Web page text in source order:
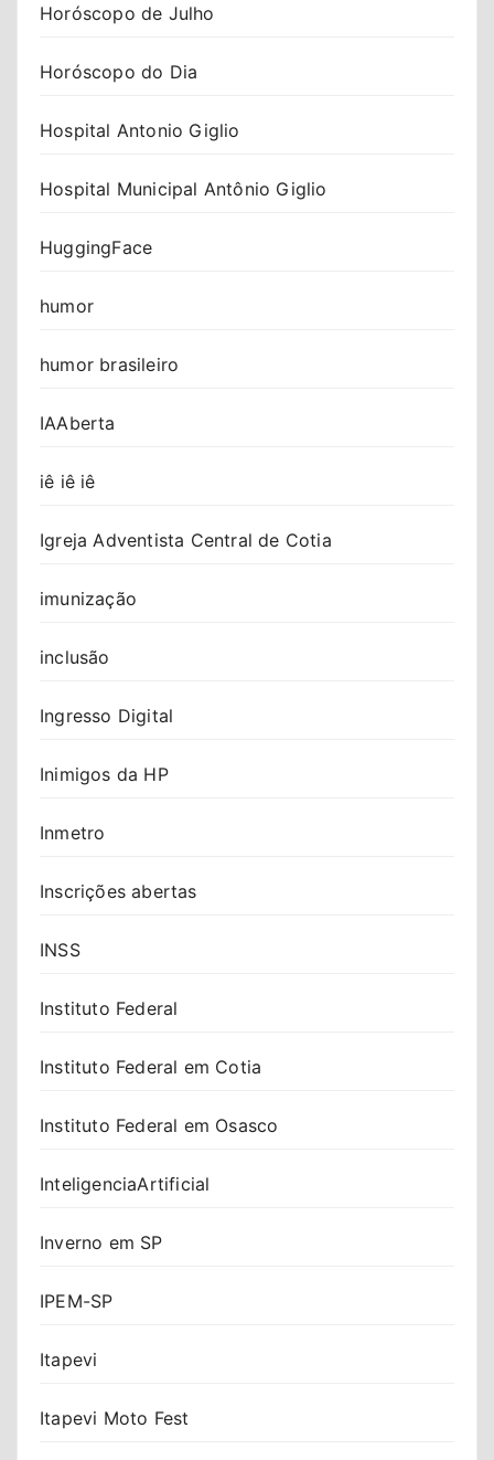
Horóscopo de Julho
Horóscopo do Dia
Hospital Antonio Giglio
Hospital Municipal Antônio Giglio
HuggingFace
humor
humor brasileiro
IAAberta
iê iê iê
Igreja Adventista Central de Cotia
imunização
inclusão
Ingresso Digital
Inimigos da HP
Inmetro
Inscrições abertas
INSS
Instituto Federal
Instituto Federal em Cotia
Instituto Federal em Osasco
InteligenciaArtificial
Inverno em SP
IPEM-SP
Itapevi
Itapevi Moto Fest